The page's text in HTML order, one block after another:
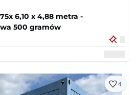
6,10 x 4,88 metra -
500 gramów
4